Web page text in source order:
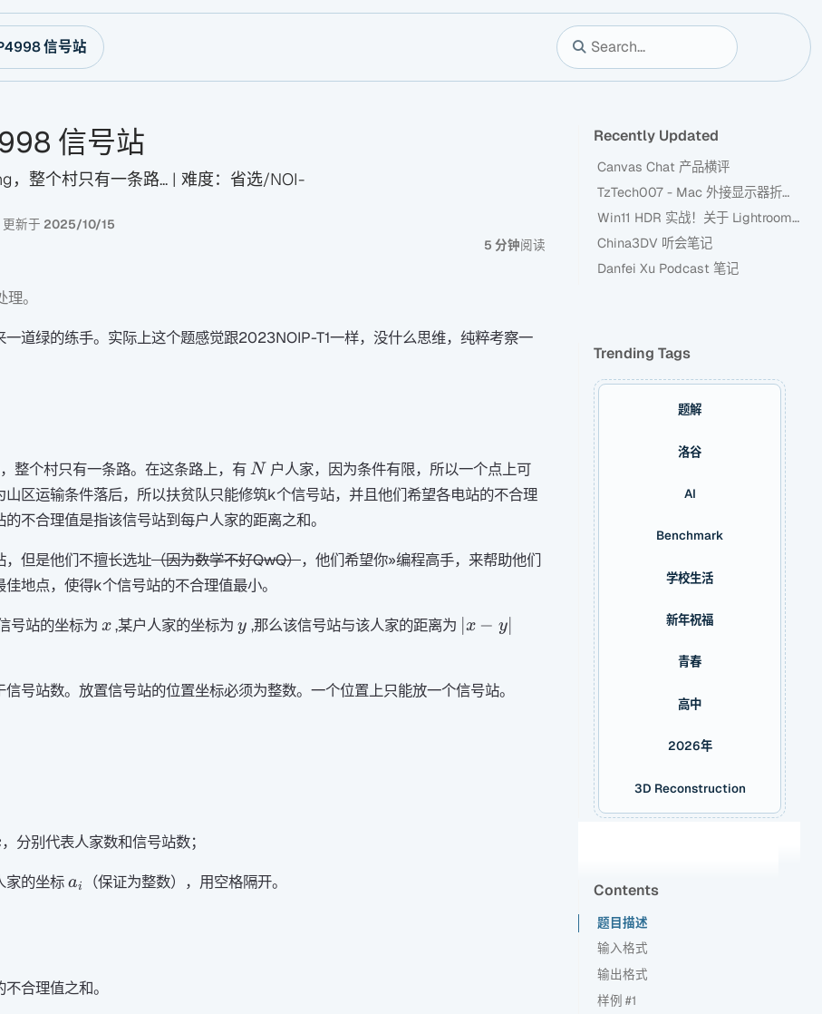
信号站
信号站
，整个村只有一条路... | 难度：省选/NOI-
更新于 2025/10/15
5 分钟阅读
。
一道绿的练手。实际上这个题感觉跟2023NOIP-T1一样，没什么思维，纯粹考察一
整个村只有一条路。在这条路上，有 N
N 户人家，因为条件有限，所以一个点上可
山区运输条件落后，所以扶贫队只能修筑k个信号站，并且他们希望各电站的不合理
不合理值是指该信号站到每户人家的距离之和。
，但是他们不擅长选址（因为数学不好QwQ），他们希望你»编程高手，来帮助他们
地点，使得k个信号站的不合理值最小。
号站的坐标为 x
x ,某户人家的坐标为 y
y ,那么该信号站与该人家的距离为 |x-
x − y
号站数。放置信号站的位置坐标必须为整数。一个位置上只能放一个信号站。
，分别代表人家数和信号站数；
家的坐标a_i
ai （保证为整数），用空格隔开。
不合理值之和。
Recently Updated
Canvas Chat 产品横评
TzTech007 - Mac 外接显示器折腾记
Win11 HDR 实战！关于 Lightroom 新 HDR 功能
China3DV 听会笔记
Danfei Xu Podcast 笔记
Trending Tags
题解
洛谷
AI
Benchmark
学校生活
新年祝福
青春
高中
2026年
3D Reconstruction
Contents
题目描述
输入格式
共2行，
输出格式
样例 #1